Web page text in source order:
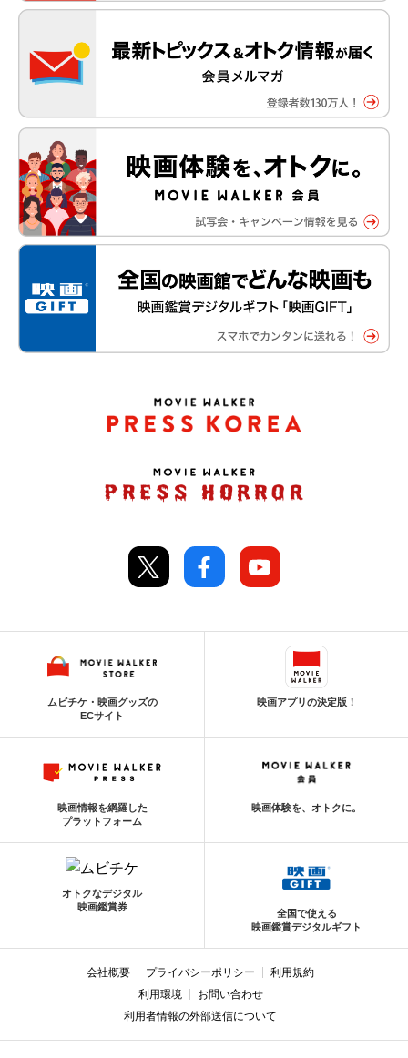
ムビチケ・映画グッズの
ECサイト
映画アプリの決定版！
映画情報を網羅した
プラットフォーム
映画体験を、オトクに。
オトクなデジタル
映画鑑賞券
全国で使える
映画鑑賞デジタルギフト
会社概要 プライバシーポリシー
利用規約
利用環境
お問い合わせ
利用者情報の外部送信について